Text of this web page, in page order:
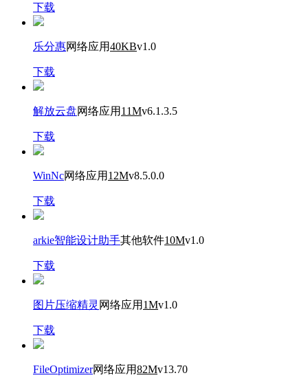
下载
乐分惠网络应用40KBv1.0
下载
解放云盘网络应用 11Mv6.1.3.5
下载
WinNc网络应用 12Mv8.5.0.0
下载
arkie智能设计助手其他软件10Mv1.0
下载
图片压缩精灵 网络应用 1Mv1.0
下载
FileOptimizer网络应用82Mv13.70